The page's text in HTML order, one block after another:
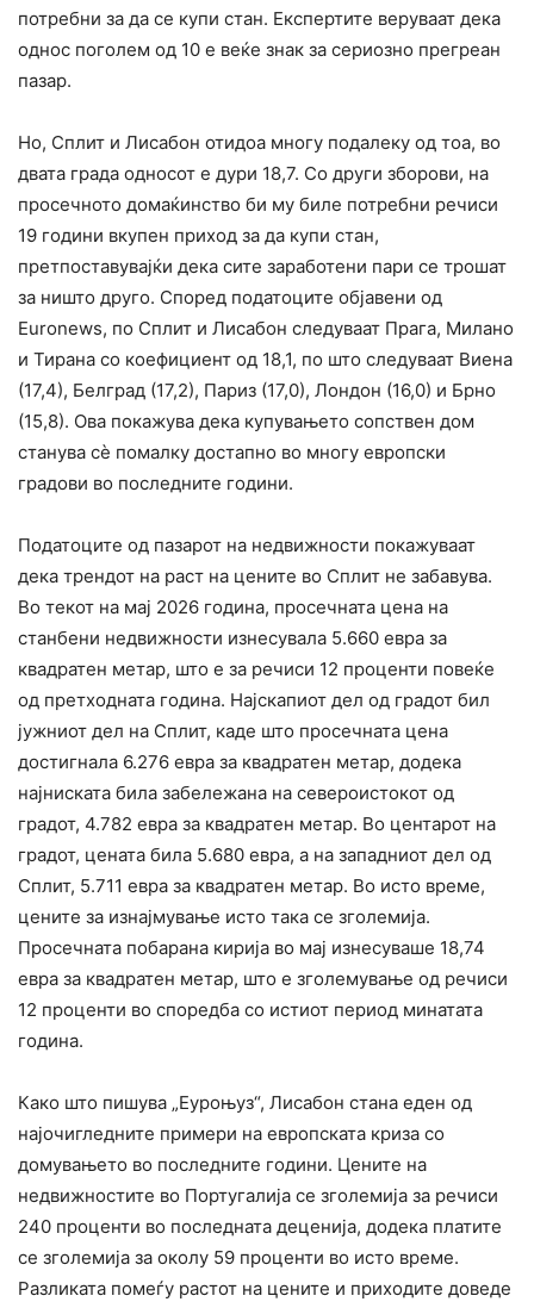
потребни за да се купи стан. Експертите веруваат дека
однос поголем од 10 е веќе знак за сериозно прегреан
пазар.
Но, Сплит и Лисабон отидоа многу подалеку од тоа, во
двата града односот е дури 18,7. Со други зборови, на
просечното домаќинство би му биле потребни речиси
19 години вкупен приход за да купи стан,
претпоставувајќи дека сите заработени пари се трошат
за ништо друго. Според податоците објавени од
Euronews, по Сплит и Лисабон следуваат Прага, Милано
и Тирана со коефициент од 18,1, по што следуваат Виена
(17,4), Белград (17,2), Париз (17,0), Лондон (16,0) и Брно
(15,8). Ова покажува дека купувањето сопствен дом
станува сè помалку достапно во многу европски
градови во последните години.
Податоците од пазарот на недвижности покажуваат
дека трендот на раст на цените во Сплит не забавува.
Во текот на мај 2026 година, просечната цена на
станбени недвижности изнесувала 5.660 евра за
квадратен метар, што е за речиси 12 проценти повеќе
од претходната година. Најскапиот дел од градот бил
јужниот дел на Сплит, каде што просечната цена
достигнала 6.276 евра за квадратен метар, додека
најниската била забележана на североистокот од
градот, 4.782 евра за квадратен метар. Во центарот на
градот, цената била 5.680 евра, а на западниот дел од
Сплит, 5.711 евра за квадратен метар. Во исто време,
цените за изнајмување исто така се зголемија.
Просечната побарана кирија во мај изнесуваше 18,74
евра за квадратен метар, што е зголемување од речиси
12 проценти во споредба со истиот период минатата
година.
Како што пишува „Еуроњуз“, Лисабон стана еден од
најочигледните примери на европската криза со
домувањето во последните години. Цените на
недвижностите во Португалија се зголемија за речиси
240 проценти во последната деценија, додека платите
се зголемија за околу 59 проценти во исто време.
Разликата помеѓу растот на цените и приходите доведе